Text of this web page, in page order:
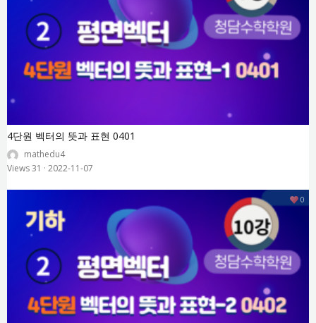
4단원 벡터의 뜻과 표현 0401
mathedu4
Views 31 · 2022-11-07
0